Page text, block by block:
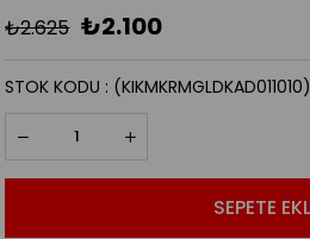
₺2.625 ₺2.100
(KIKMKRMGLDKAD011010)
STOK KODU